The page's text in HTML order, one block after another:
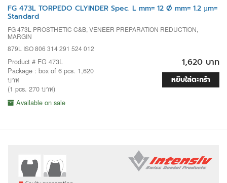
FG 473L TORPEDO CLYINDER Spec. L mm= 12 Ø mm= 1.2 µm=
Standard
FG 473L PROSTHETIC C&B, VENEER PREPARATION REDUCTION,
MARGIN
879L ISO 806 314 291 524 012
Product # FG 473L
Package : box of 6 pcs. 1,620
บาท
(1 pcs. 270 บาท)
Available on sale
1,620 บาท
หยิบใส่ตะกร้า